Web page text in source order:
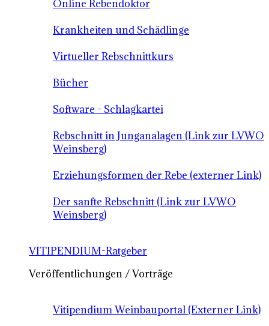
Online Rebendoktor
Krankheiten und Schädlinge
Virtueller Rebschnittkurs
Bücher
Software - Schlagkartei
Rebschnitt in Junganalagen (Link zur LVWO
Weinsberg)
Erziehungsformen der Rebe (externer Link)
Der sanfte Rebschnitt (Link zur LVWO
Weinsberg)
VITIPENDIUM-Ratgeber
Veröffentlichungen / Vorträge
Vitipendium Weinbauportal (Externer Link)